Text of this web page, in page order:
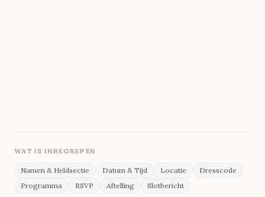
WAT IS INBEGREPEN
Namen & Heldsectie Datum & Tijd Locatie
Dresscode
Programma
RSVP Aftelling Slotbericht